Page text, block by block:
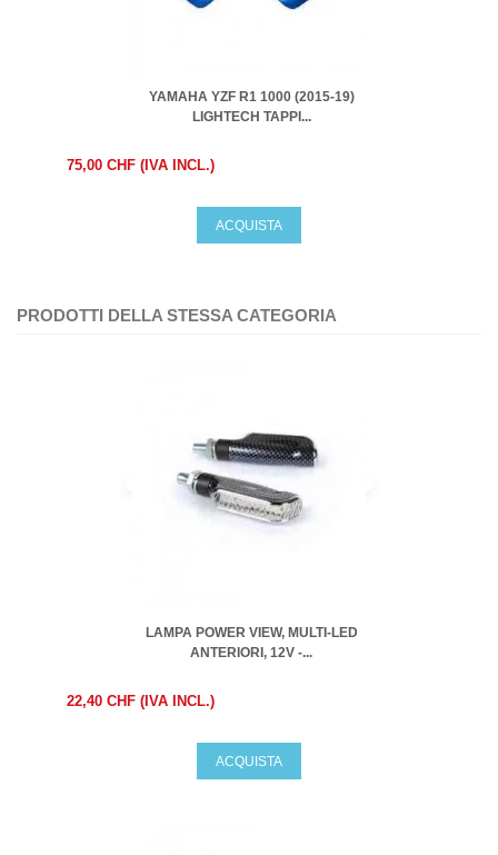
YAMAHA YZF R1 1000 (2015-19)
LIGHTECH TAPPI...
75,00 CHF (IVA INCL.)
ACQUISTA
PRODOTTI DELLA STESSA CATEGORIA
LAMPA POWER VIEW, MULTI-LED
ANTERIORI, 12V -...
22,40 CHF (IVA INCL.)
ACQUISTA